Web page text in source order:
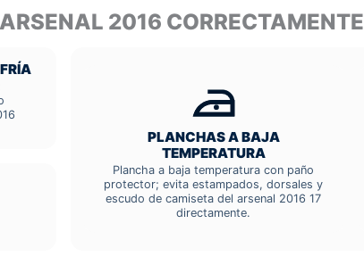
2016 CORRECTAMENTE
PLANCHAS A BAJA
TEMPERATURA
Plancha a baja temperatura con paño
protector; evita estampados, dorsales y
escudo de camiseta del arsenal 2016 17
directamente.